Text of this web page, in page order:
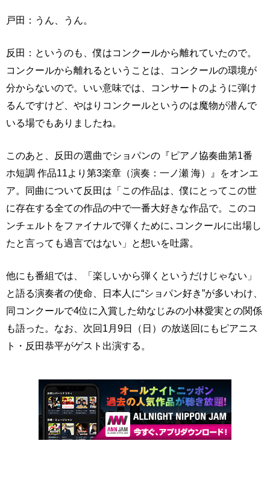
戸田：うん、うん。
反田：というのも、僕はコンクールから離れていたので。
コンクールから離れるということは、コンクールの環境が
分からないので。いい意味では、コンサートのように弾け
るんですけど、やはりコンクールというのは魔物が潜んで
いる場でもありましたね。
このあと、反田の選曲でショパンの『ピアノ協奏曲第1番
ホ短調 作品11より第3楽章（演奏：一ノ瀬 海）』をオンエ
ア。同曲について反田は「この作品は、僕にとってこの世
に存在する全ての作品の中で一番大好きな作品で。このコ
ンチェルトをファイナルで弾くために､コンクールに出場し
たと言っても過言ではない」と想いを吐露。
他にも番組では、「楽しいから弾くというだけじゃない」
と語る演奏者の使命、日本人に“ショパン好き”が多いわけ、
同コンクールで4位に入賞した幼なじみの小林愛実との関係
も語った。なお、次回1月9日（日）の放送回にもピアニス
ト・反田恭平がゲスト出演する。